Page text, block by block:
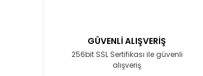
Ürün bilgilerinde hatalar bulunuyor.
Ürün fiyatı diğer sitelerden daha pahalı.
GÜVENLİ ALIŞVERİŞ
256bit SSL Sertifikası ile güvenli
alışveriş